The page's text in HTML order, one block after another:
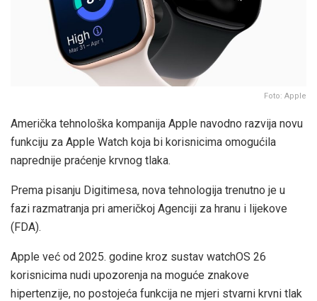
Foto: Apple
Američka tehnološka kompanija Apple navodno razvija novu
funkciju za Apple Watch koja bi korisnicima omogućila
naprednije praćenje krvnog tlaka.
Prema pisanju Digitimesa, nova tehnologija trenutno je u
fazi razmatranja pri američkoj Agenciji za hranu i lijekove
(FDA).
Apple već od 2025. godine kroz sustav watchOS 26
korisnicima nudi upozorenja na moguće znakove
hipertenzije, no postojeća funkcija ne mjeri stvarni krvni tlak